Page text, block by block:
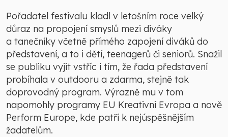
Pořadatel festivalu kladl v letošním roce velký
důraz na propojení smyslů mezi diváky
a tanečníky včetně přímého zapojení diváků do
představení, a to i dětí, teenagerů či seniorů. Snažil
se publiku vyjít vstříc i tím, že řada představení
probíhala v outdooru a zdarma, stejně tak
doprovodný program. Výrazně mu v tom
napomohly programy EU Kreativní Evropa a nově
Perform Europe, kde patří k nejúspěšnějším
žadatelům.